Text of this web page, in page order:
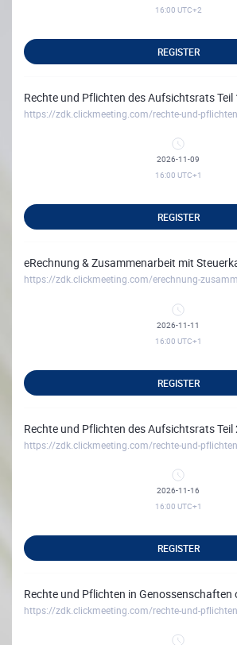
16:00 UTC+2
REGISTER
Rechte und Pflichten des Aufsichtsrats Teil
2026-11-09
16:00 UTC+1
REGISTER
eRechnung & Zusammenarbeit mit
2026-11-11
16:00 UTC+1
REGISTER
Rechte und Pflichten des Aufsichtsrats Teil
2026-11-16
16:00 UTC+1
REGISTER
Rechte und Pflichten in Genossenschaften